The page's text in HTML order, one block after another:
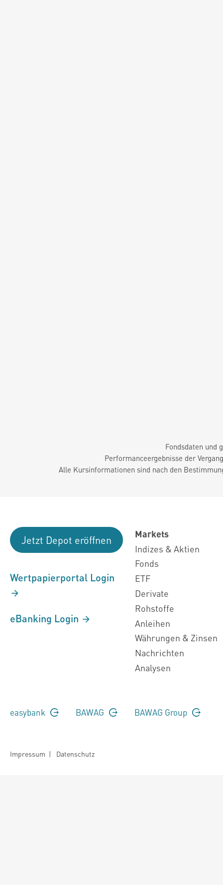
Fondsdaten und
Performanceergebnisse der
Alle Kursinformationen sind nach den
Jetzt Depot eröffnen
Wertpapierportal Login
eBanking Login
Markets
Indizes & Aktien
Fonds
ETF
Derivate
Rohstoffe
Anleihen
Währungen & Zinsen
Nachrichten
Analysen
easybank BAWAG BAWAG Group
Impressum | Datenschutz